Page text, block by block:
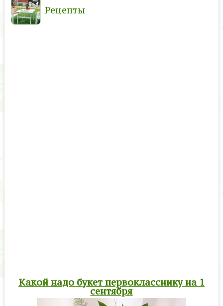
Рецепты
Какой надо букет первокласснику на 1
сентября